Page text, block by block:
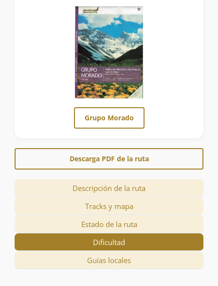
Grupo Morado
Descarga PDF de la ruta
Descripción de la ruta
Tracks y mapa
Estado de la ruta
Dificultad
Guías locales